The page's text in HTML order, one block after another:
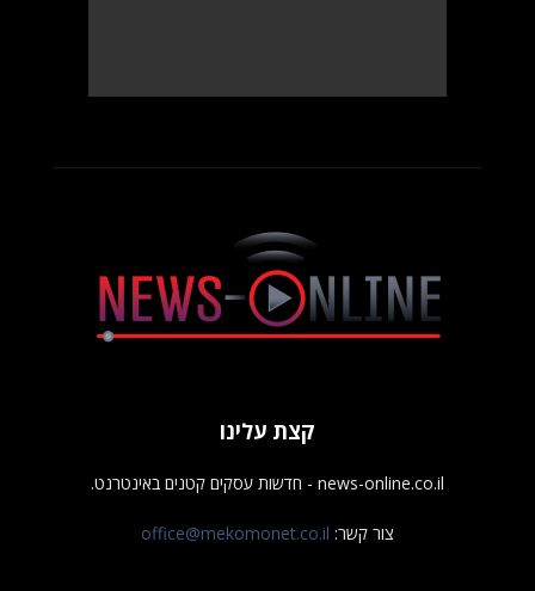
קצת עלינו
news-online.co.il - חדשות עסקים קטנים באינטרנט.
צור קשר: office@mekomonet.co.il